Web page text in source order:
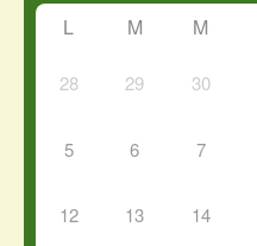
L M M
28 29 30
5 6 7
12 13 14